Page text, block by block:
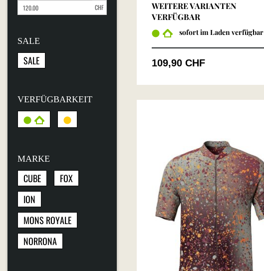
CHF
SALE
SALE
VERFÜGBARKEIT
MARKE
CUBE
FOX
ION
MONS ROYALE
NORRONA
WEITERE VARIANTEN
VERFÜGBAR
sofort im Laden verfügbar
109,90 CHF